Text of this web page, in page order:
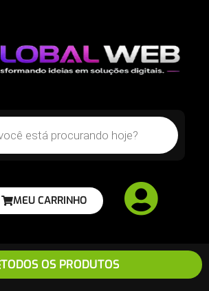
MEU CARRINHO
TODOS OS PRODUTOS